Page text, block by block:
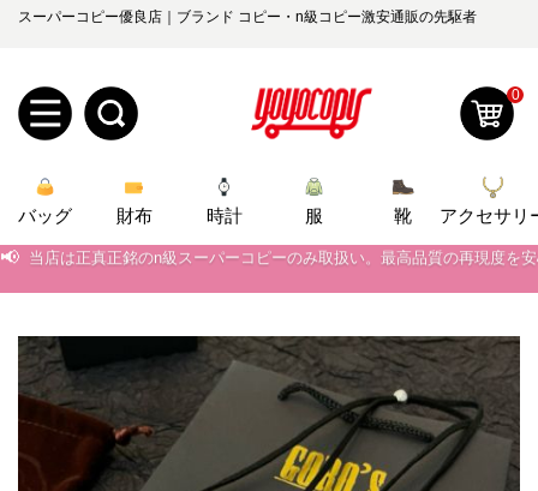
スーパーコピー優良店｜ブランド コピー・n級コピー激安通販の先駆者
規
ユ
ザ
ロ
グ
ン
オ
ーお
yoyocopys@gmail.com
0
バッグ 財布 時計 服 靴 アクセサリ
📢 当店は正真正銘のn級スーパーコピーのみ取扱い。最高品質の再現度を
2026春の新作続々更新中！期間中のご注文でお得な割引をご利用いただ
当店は正真正銘のn級スーパーコピーのみ取扱い。最高品質の再現度を
📢 2026春の新作続々更新中！期間中のご注文でお得な割引をご利用いただ
新作入荷！ルイ・ヴィトンスーパーコピー バッグ最新モデルが登場。